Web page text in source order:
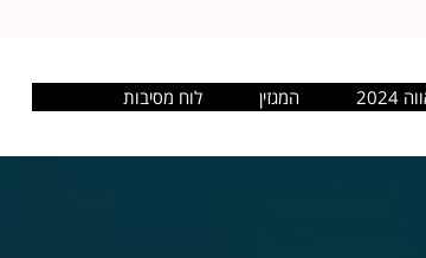
2024 המגזין לוח מסיבות